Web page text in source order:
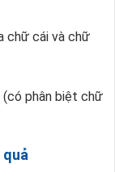
chữ cái và chữ
phân biệt chữ